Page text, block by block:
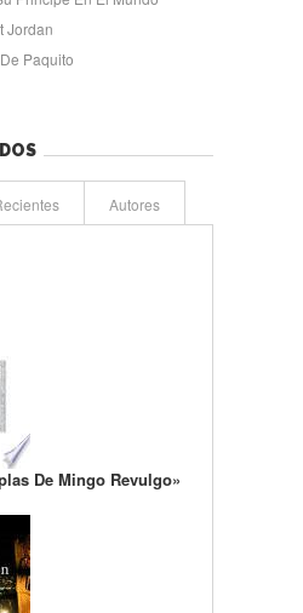
Jordan
Paquito
Autores
De Mingo Revulgo»